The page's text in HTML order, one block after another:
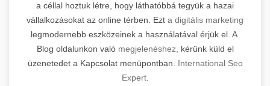
a céllal hoztuk létre, hogy láthatóbbá tegyük a hazai
vállalkozásokat az online térben. Ezt a digitális marketing
legmodernebb eszközeinek a használatával érjük el. A
Blog oldalunkon való megjelenéshez,
kérünk küld el
üzenetedet a Kapcsolat menüpontban. International Seo
Expert.